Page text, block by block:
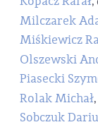
Milczarek
Miśkiewicz
Olszewski
Piasecki
Rolak Michał
Sobczuk